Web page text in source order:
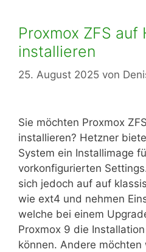
Proxmox ZFS
installieren
25. August 2025 von
Sie möchten Proxmox
installieren? Hetzner
System ein Installimage
vorkonfigurierten
sich jedoch auf auf
wie ext4 und nehmen
welche bei einem
Proxmox 9 die
können. Andere möchten